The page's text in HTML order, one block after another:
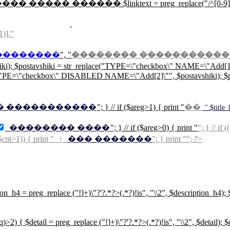
����� ������ $linktext = preg_replace("/^[0-9]{3}/
", "�������� �����������
$postavshiki = str_replace("TYPE=\"checkbox\"
DISABLED NAME=\"Add[2]\"", $postavshiki);
�����������"; } // if ($areg>1) { print "��
�������� ����"; } // if ($areg>0) { print ""; } // if
{ print " | ��� �������"; } print ""; ?>
= preg_replace ("!]+)\"?'?.*?>(.*?)!is", "\\2", $description_h4);
{ $detail = preg_replace ("!]+)\"?'?.*?>(.*?)!is", "\\2", $detail);